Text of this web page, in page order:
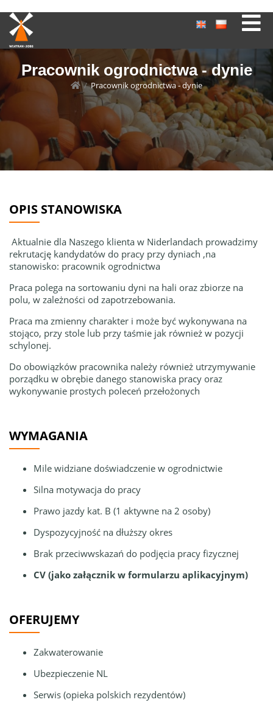
Pracownik ogrodnictwa - dynie
/ Pracownik ogrodnictwa - dynie
OPIS STANOWISKA
Aktualnie dla Naszego klienta w Niderlandach prowadzimy
rekrutację kandydatów do pracy przy dyniach ,na
stanowisko: pracownik ogrodnictwa
Praca polega na sortowaniu dyni na hali oraz zbiorze na
polu, w zależności od zapotrzebowania.
Praca ma zmienny charakter i może być wykonywana na
stojąco, przy stole lub przy taśmie jak również w pozycji
schylonej.
Do obowiązków pracownika należy również utrzymywanie
porządku w obrębie danego stanowiska pracy oraz
wykonywanie prostych poleceń przełożonych
WYMAGANIA
Mile widziane doświadczenie w ogrodnictwie
Silna motywacja do pracy
Prawo jazdy kat. B (1 aktywne na 2 osoby)
Dyspozycyjność na dłuższy okres
Brak przeciwwskazań do podjęcia pracy fizycznej
CV (jako załącznik w formularzu aplikacyjnym)
OFERUJEMY
Zakwaterowanie
Ubezpieczenie NL
Serwis (opieka polskich rezydentów)